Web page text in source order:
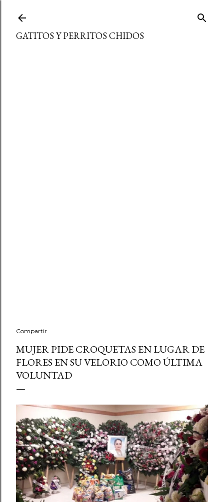
GATITOS Y PERRITOS CHIDOS
Compartir
MUJER PIDE CROQUETAS EN LUGAR DE
FLORES EN SU VELORIO COMO ÚLTIMA
VOLUNTAD